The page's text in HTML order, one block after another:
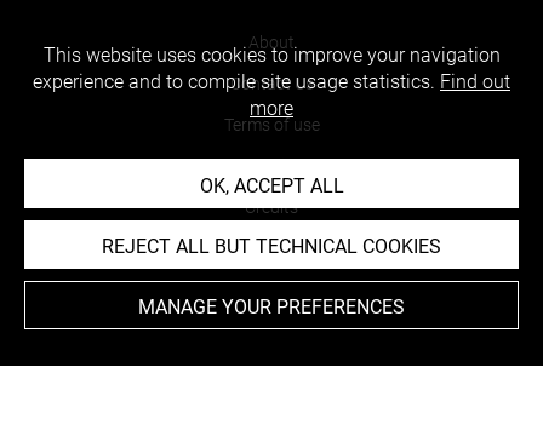
About
Contact Us
Terms of use
Credits
Accessibility : non compliant
This website uses cookies to improve your navigation
experience and to compile site usage statistics. Find out
more
OK, ACCEPT ALL
REJECT ALL BUT TECHNICAL COOKIES
MANAGE YOUR PREFERENCES